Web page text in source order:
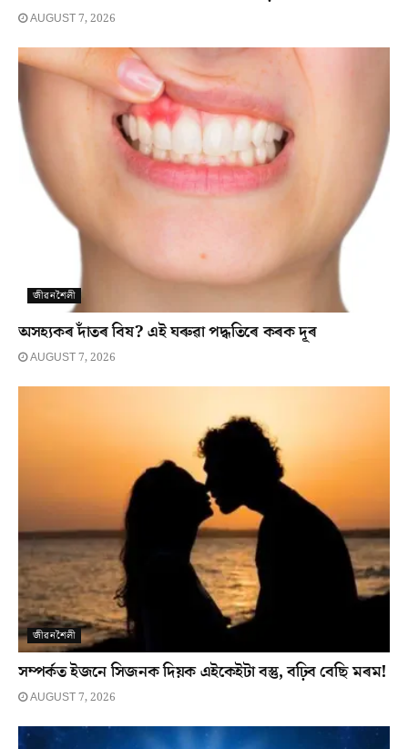
AUGUST 7, 2026
জীৱনশৈলী
অসহ্যকৰ দাঁতৰ বিষ? এই ঘৰুৱা পদ্ধতিৰে কৰক দূৰ
AUGUST 7, 2026
জীৱনশৈলী
সম্পৰ্কত ইজনে সিজনক দিয়ক এইকেইটা বস্তু, বঢ়িব বেছি মৰম!
AUGUST 7, 2026